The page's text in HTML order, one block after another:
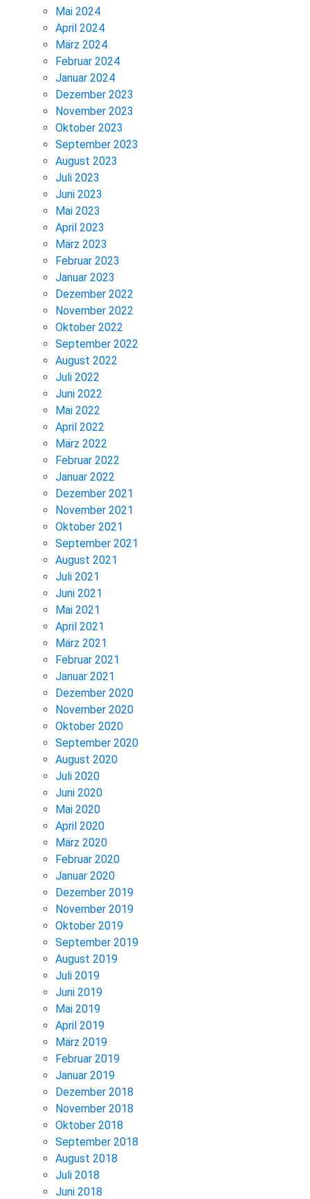
Mai 2024
April 2024
März 2024
Februar 2024
Januar 2024
Dezember 2023
November 2023
Oktober 2023
September 2023
August 2023
Juli 2023
Juni 2023
Mai 2023
April 2023
März 2023
Februar 2023
Januar 2023
Dezember 2022
November 2022
Oktober 2022
September 2022
August 2022
Juli 2022
Juni 2022
Mai 2022
April 2022
März 2022
Februar 2022
Januar 2022
Dezember 2021
November 2021
Oktober 2021
September 2021
August 2021
Juli 2021
Juni 2021
Mai 2021
April 2021
März 2021
Februar 2021
Januar 2021
Dezember 2020
November 2020
Oktober 2020
September 2020
August 2020
Juli 2020
Juni 2020
Mai 2020
April 2020
März 2020
Februar 2020
Januar 2020
Dezember 2019
November 2019
Oktober 2019
September 2019
August 2019
Juli 2019
Juni 2019
Mai 2019
April 2019
März 2019
Februar 2019
Januar 2019
Dezember 2018
November 2018
Oktober 2018
September 2018
August 2018
Juli 2018
Juni 2018